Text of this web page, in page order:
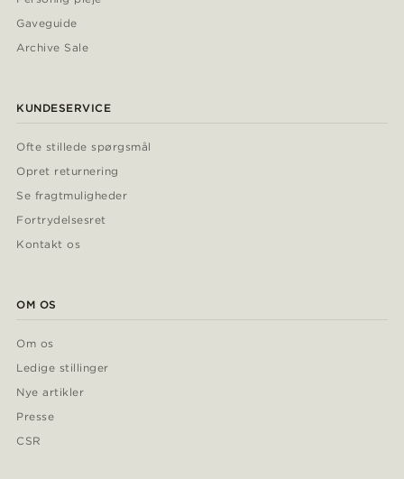
Gaveguide
Archive Sale
KUNDESERVICE
Ofte stillede spørgsmål
Opret returnering
Se fragtmuligheder
Fortrydelsesret
Kontakt os
OM OS
Om os
Ledige stillinger
Nye artikler
Presse
CSR